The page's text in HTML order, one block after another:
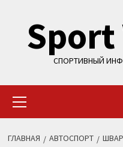
содержимому
Sport
СПОРТИВНЫЙ
меню
ГЛАВНАЯ АВТОСПОРТ